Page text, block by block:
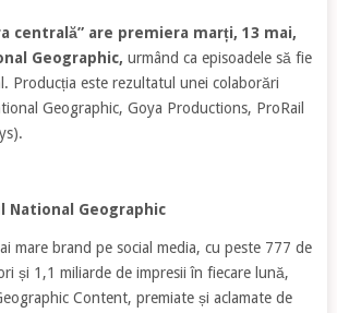
centrală” are premiera marți, 13 mai,
Geographic, urmând ca episoadele să fie
Producția este rezultatul unei colaborări
Geographic, Goya Productions, ProRail
National Geographic
mare brand pe social media, cu peste 777 de
și 1,1 miliarde de impresii în fiecare lună,
Content, premiate și aclamate de